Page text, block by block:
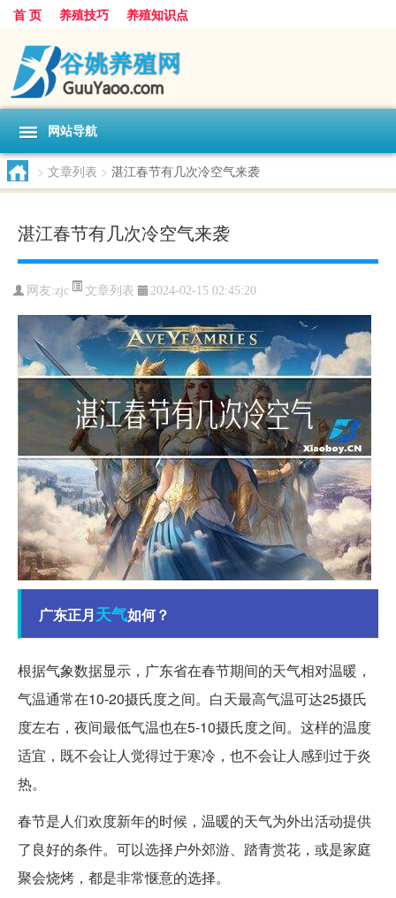
首 页 养殖技巧 养殖知识点
网站导航
> 文章列表 > 湛江春节有几次冷空气来袭
湛江春节有几次冷空气来袭
网友:zjc 文章列表 2024-02-15 02:45:20
广东正月天气如何？
根据气象数据显示，广东省在春节期间的天气相对温暖，
气温通常在10-20摄氏度之间。白天最高气温可达25摄氏
度左右，夜间最低气温也在5-10摄氏度之间。这样的温度
适宜，既不会让人觉得过于寒冷，也不会让人感到过于炎
热。
春节是人们欢度新年的时候，温暖的天气为外出活动提供
了良好的条件。可以选择户外郊游、踏青赏花，或是家庭
聚会烧烤，都是非常惬意的选择。